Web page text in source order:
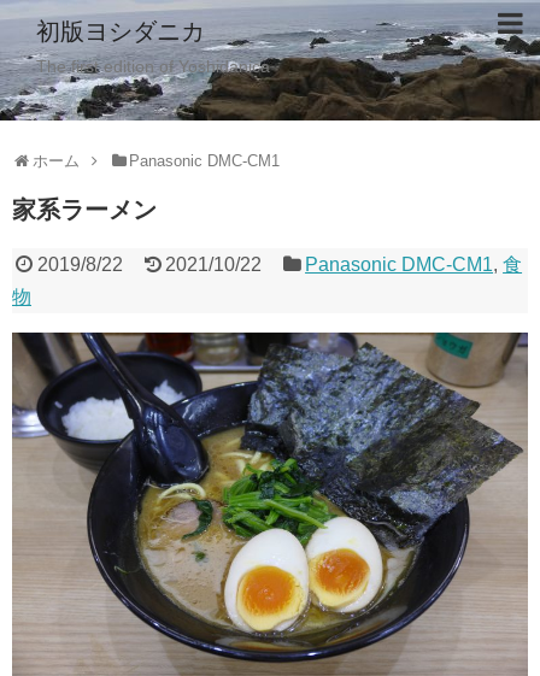
初版ヨシダニカ
The first edition of Yoshidanica
ホーム Panasonic DMC-CM1
家系ラーメン
2019/8/22 2021/10/22 Panasonic DMC-CM1,食
物